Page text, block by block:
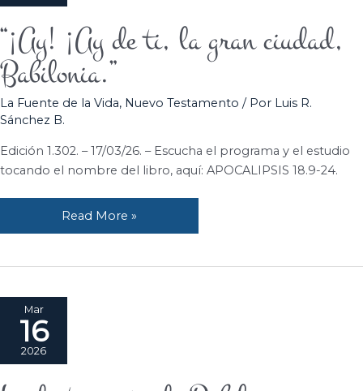
“¡Ay! ¡Ay de ti, la gran ciudad,
Babilonia.”
La Fuente de la Vida, Nuevo Testamento / Por Luis R.
Sánchez B.
Edición 1.302. – 17/03/26. – Escucha el programa y el estudio
tocando el nombre del libro, aquí: APOCALIPSIS 18.9-24.
“¡Ay!
¡Ay
de
la
ciudad,
Babilonia.”
Read More »
Mar
16
2026